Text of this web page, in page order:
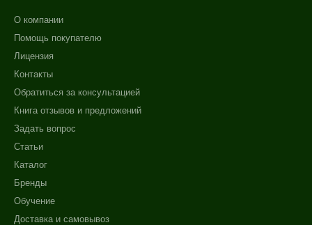
О компании
Помощь покупателю
Лицензия
Контакты
Обратиться за консультацией
Книга отзывов и предложений
Задать вопрос
Статьи
Каталог
Бренды
Обучение
Доставка и самовывоз